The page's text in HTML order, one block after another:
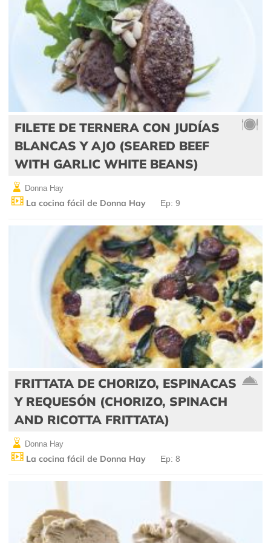
FILETE DE TERNERA CON JUDÍAS
BLANCAS Y AJO (SEARED BEEF
WITH GARLIC WHITE BEANS)
Donna Hay
La cocina fácil de Donna Hay Ep: 9
FRITTATA DE CHORIZO, ESPINACAS
Y REQUESÓN (CHORIZO, SPINACH
AND RICOTTA FRITTATA)
Donna Hay
La cocina fácil de Donna Hay Ep: 8